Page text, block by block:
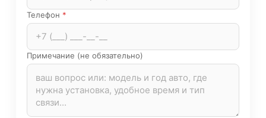
Телефон *
Примечание (не обязательно)